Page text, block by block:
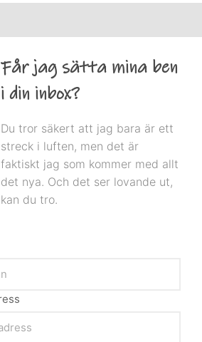
Får jag sätta mina ben
i din inbox?
Du tror säkert att jag bara är ett
streck i luften, men det är
faktiskt jag som kommer med allt
det nya. Och det ser lovande ut,
kan du tro.